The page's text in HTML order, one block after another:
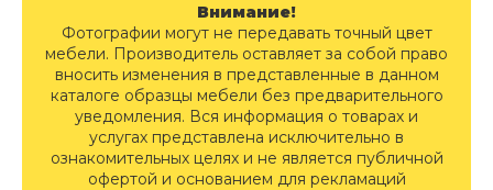
Внимание!
Фотографии могут не передавать точный цвет
мебели. Производитель оставляет за собой право
вносить изменения в представленные в данном
каталоге образцы мебели без предварительного
уведомления. Вся информация о товарах и
услугах представлена исключительно в
ознакомительных целях и не является публичной
офертой и основанием для рекламаций